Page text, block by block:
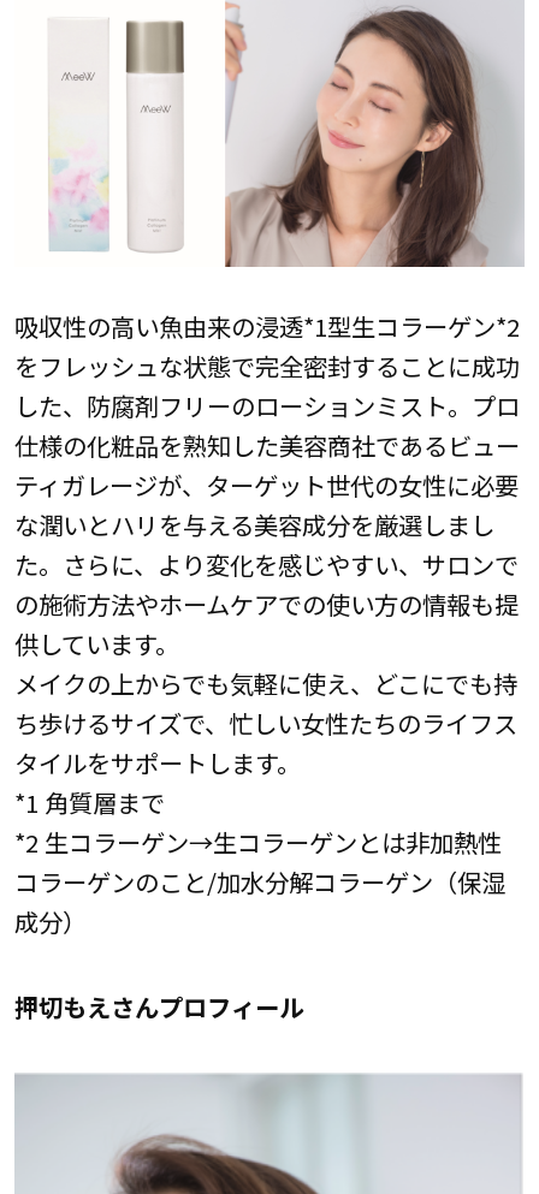
吸収性の高い魚由来の浸透*1型生コラーゲン*2
をフレッシュな状態で完全密封することに成功
した、防腐剤フリーのローションミスト。プロ
仕様の化粧品を熟知した美容商社であるビュー
ティガレージが、ターゲット世代の女性に必要
な潤いとハリを与える美容成分を厳選しまし
た。さらに、より変化を感じやすい、サロンで
の施術方法やホームケアでの使い方の情報も提
供しています。
メイクの上からでも気軽に使え、どこにでも持
ち歩けるサイズで、忙しい女性たちのライフス
タイルをサポートします。
*1 角質層まで
*2 生コラーゲン→生コラーゲンとは非加熱性
コラーゲンのこと/加水分解コラーゲン（保湿
成分）
押切もえさんプロフィール